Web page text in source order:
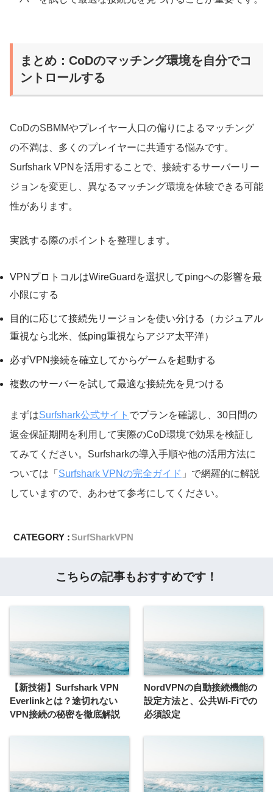
まとめ：CoDのマッチング環境を自分でコ
ントロールする
CoDのSBMMやプレイヤー人口の偏りによるマッチング
の不満は、多くのプレイヤーに共通する悩みです。
Surfshark VPNを活用することで、接続するサーバーリー
ジョンを変更し、異なるマッチング環境を体験できる可能
性があります。
実践する際のポイントを整理します。
VPNプロトコルはWireGuardを選択してpingへの影響を最
小限にする
目的に応じて接続先リージョンを使い分ける（カジュアル
重視なら北米、低ping重視ならアジア太平洋）
必ずVPN接続を確立してからゲームを起動する
複数のサーバーを試して最適な接続先を見つける
まずはSurfshark公式サイト でプランを確認し、30日間の
返金保証期間を利用して実際のCoD環境で効果を検証し
てみてください。Surfsharkの導入手順や他の活用方法に
ついては「 Surfshark VPNの完全ガイド 」で網羅的に解説
していますので、あわせて参考にしてください。
CATEGORY :SurfSharkVPN
こちらの記事もおすすめです！
【新技術】Surfshark VPN
Everlinkとは？途切れない
VPN接続の秘密を徹底解説
NordVPNの自動接続機能の
設定方法と、公共Wi-Fiでの
必須設定